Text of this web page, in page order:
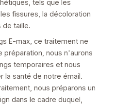
tels que les
fissures, la décoloration
de taille.
E-max, ce traitement ne
nous n'aurons
temporaires et nous
la santé de notre émail.
nous préparons un
dans le cadre duquel,